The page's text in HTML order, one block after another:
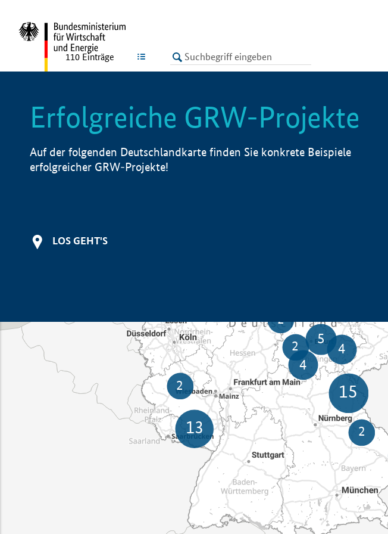
LISTE
110 Einträge
Erfolgreiche GRW-Projekte
Auf der folgenden Deutschlandkarte finden Sie konkrete Beispiele
erfolgreicher GRW-Projekte!
LOS GEHT'S